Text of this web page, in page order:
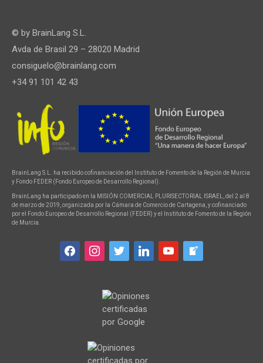
© by BrainLang S.L.
Avda de Brasil 29 – 28020 Madrid
consiguelo@brainlang.com
+34 91 101 42 43
BrainLang S.L. ha recibido cofinanciación del Instituto de Fomento de la Región de Murcia
y Fondo FEDER (Fondo Europeo de Desarrollo Regional).
BrainLang ha participado en la MISIÓN COMERCIAL PLURISECTORIAL ISRAEL, del 2 al 8
de marzo de 2019, organizada por la Cámara de Comercio de Cartagena, y cofinanciado
por el Fondo Europeo de Desarrollo Regional (FEDER) y el Instituto de Fomento de la Región
de Murcia.
facebookinstagram
twitter linkedin youtube welcome-
write-